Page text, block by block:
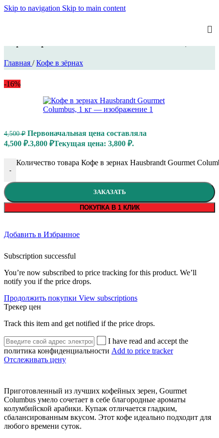
Skip to navigation Skip to main content
Главная / Кофе в зёрнах
-16%
4,500₽ Первоначальная цена составляла
4,500 ₽.3,800 ₽Текущая цена: 3,800 ₽.
-
Количество товара Кофе в зернах Hausbrandt Gourmet
ЗАКАЗАТЬ
ПОКУПКА В 1 КЛИК
Добавить в Избранное
Subscription successful
You’re now subscribed to price tracking for this product. We’ll
notify you if the price drops.
Продолжить покупки View subscriptions
Трекер цен
Track this item and get notified if the price drops.
I have read and accept the
политика конфиденциальности Add to price tracker
Отслеживать цену
Приготовленный из лучших кофейных зерен, Gourmet
Columbus умело сочетает в себе благородные ароматы
колумбийской арабики. Купаж отличается гладким,
сбалансированным вкусом. Этот кофе идеально подходит для
любого времени суток.